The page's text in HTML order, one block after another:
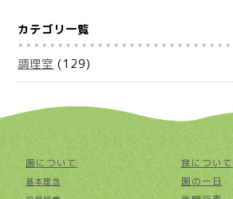
カテゴリ一覧
調理室 (129)
園について
基本理念
食について
園の一日